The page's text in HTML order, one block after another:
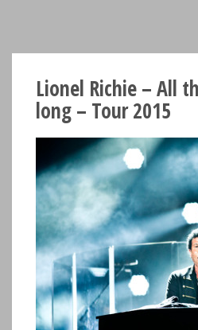
Lionel Richie – All
long – Tour 2015